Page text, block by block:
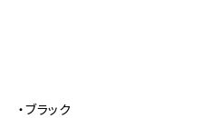
・ブラック